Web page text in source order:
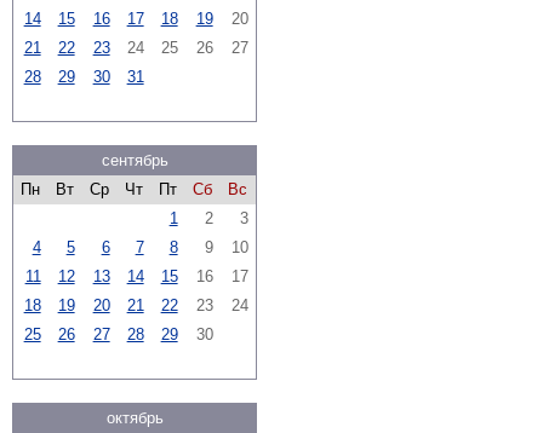
14
15 16 17 18 19
20
21
22 23 24 25 26
27
28
29 30 31
сентябрь
Пн
Вт Ср Чт Пт Сб
Вс
1
2
3
4
5 6 7 8 9
10
11
12 13 14 15 16
17
18
19 20 21 22 23
24
25
26 27 28 29 30
октябрь